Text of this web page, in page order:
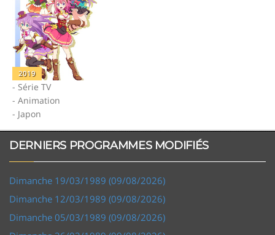
2019
- Série TV
- Animation
- Japon
DERNIERS PROGRAMMES MODIFIÉS
Dimanche 19/03/1989 (09/08/2026)
Dimanche 12/03/1989 (09/08/2026)
Dimanche 05/03/1989 (09/08/2026)